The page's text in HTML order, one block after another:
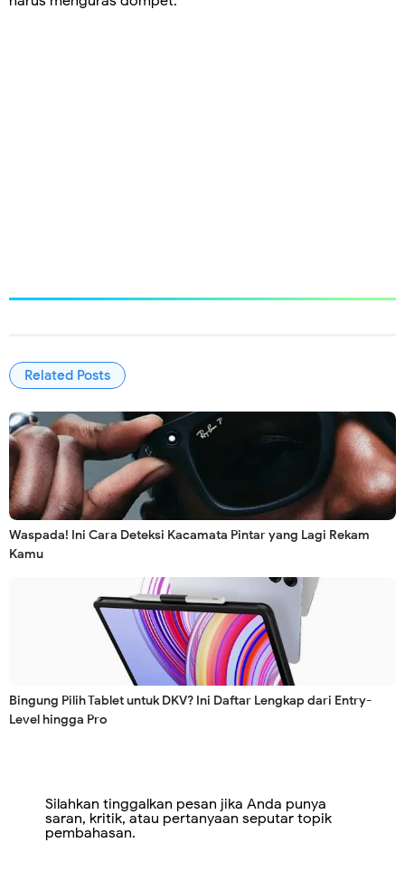
Related Posts
Waspada! Ini Cara Deteksi Kacamata Pintar yang Lagi Rekam
Kamu
Bingung Pilih Tablet untuk DKV? Ini Daftar Lengkap dari Entry-
Level hingga Pro
Silahkan tinggalkan pesan jika Anda punya
saran, kritik, atau pertanyaan seputar topik
pembahasan.